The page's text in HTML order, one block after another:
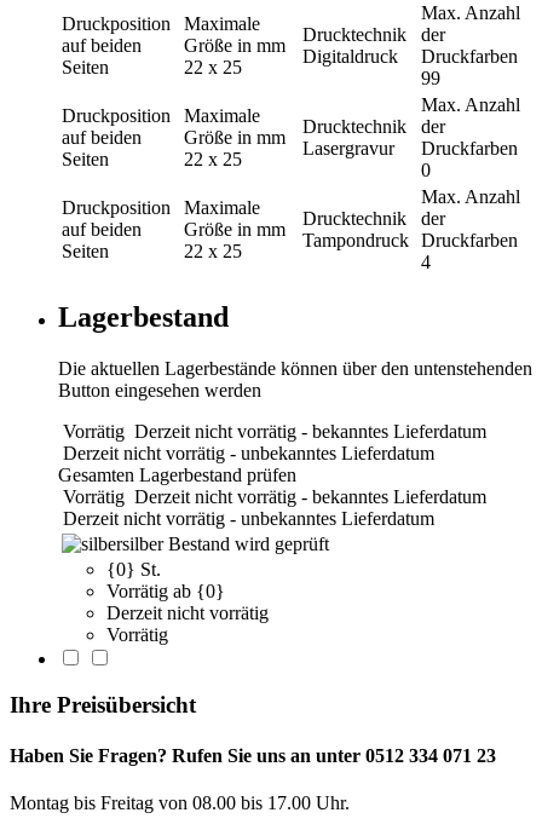
Druckposition
auf beiden
Seiten
Maximale
Größe in mm
22 x 25
Drucktechnik
Digitaldruck
Max. Anzahl
der
Druckfarben
99
Druckposition
auf beiden
Seiten
Maximale
Größe in mm
22 x 25
Drucktechnik
Lasergravur
Max. Anzahl
der
Druckfarben
0
Druckposition
auf beiden
Seiten
Maximale
Größe in mm
22 x 25
Drucktechnik
Tampondruck
Max. Anzahl
der
Druckfarben
4
Lagerbestand
Die aktuellen Lagerbestände können über den untenstehenden
Button eingesehen werden
Vorrätig Derzeit nicht vorrätig - bekanntes Lieferdatum
Derzeit nicht vorrätig - unbekanntes Lieferdatum
Gesamten Lagerbestand prüfen
Vorrätig Derzeit nicht vorrätig - bekanntes Lieferdatum
Derzeit nicht vorrätig - unbekanntes Lieferdatum
silber Bestand wird geprüft
{0} St.
Vorrätig ab {0}
Derzeit nicht vorrätig
Vorrätig
Ihre Preisübersicht
Haben Sie Fragen? Rufen Sie uns an unter 0512 334 071 23
Montag bis Freitag von 08.00 bis 17.00 Uhr.